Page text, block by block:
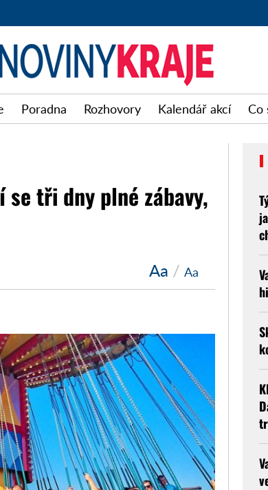
Poradna Rozhovory Kalendář akcí Co
tři dny plné zábavy,
Aa / Aa